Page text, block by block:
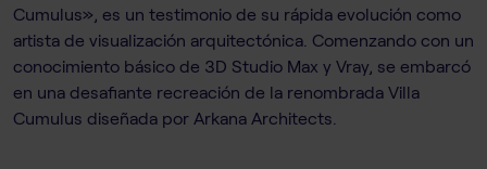
Cumulus», es un testimonio de su rápida evolución como
artista de visualización arquitectónica. Comenzando con un
conocimiento básico de 3D Studio Max y Vray, se embarcó
en una desafiante recreación de la renombrada Villa
Cumulus diseñada por Arkana Architects.